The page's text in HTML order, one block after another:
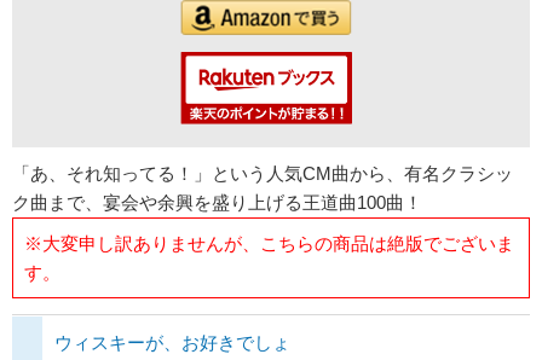
「あ、それ知ってる！」という人気CM曲から、有名クラシッ
ク曲まで、宴会や余興を盛り上げる王道曲100曲！
※大変申し訳ありませんが、こちらの商品は絶版でございま
す。
ウィスキーが、お好きでしょ